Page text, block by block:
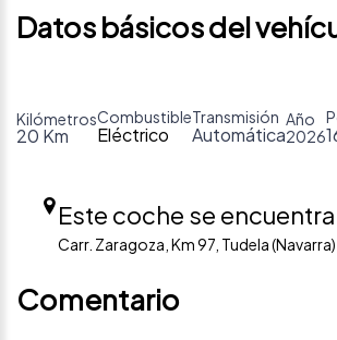
Datos básicos del
Kilómetros
20 Km
Combustible
Eléctrico
Transmisión
Automática
Año
2026
Este coche se encuentra
Carr. Zaragoza, Km 97, Tudela
Comentario